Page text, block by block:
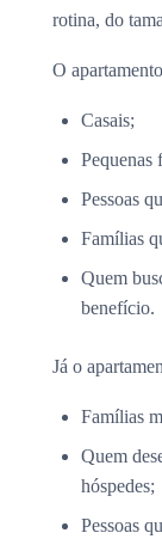
rotina, do
O
Casais;
Pequenas
Pessoas
Famílias
Quem
benefício.
Já o
Famílias
Quem
hóspedes;
Pessoas